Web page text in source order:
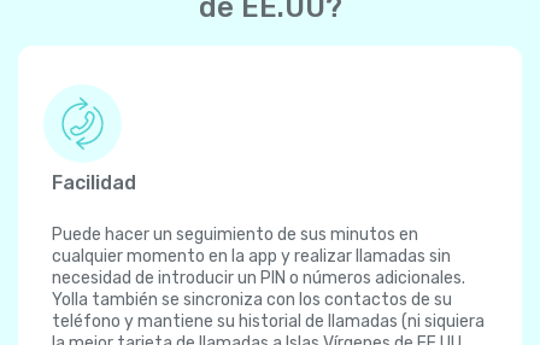
de EE.UU?
Facilidad
Puede hacer un seguimiento de sus minutos en
cualquier momento en la app y realizar llamadas sin
necesidad de introducir un PIN o números adicionales.
Yolla también se sincroniza con los contactos de su
teléfono y mantiene su historial de llamadas (ni siquiera